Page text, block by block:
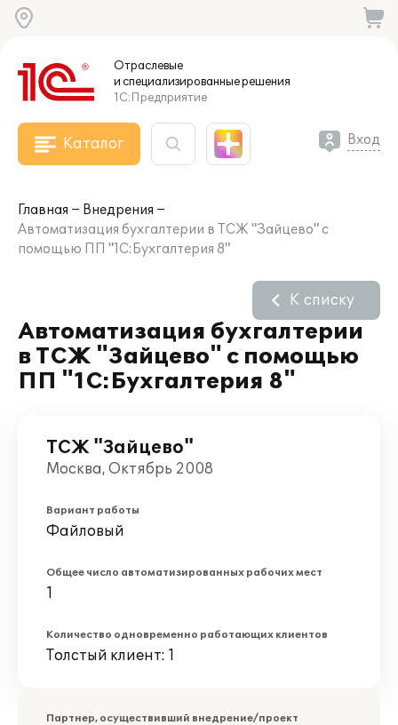
Отраслевые
и специализированныерешения
1С:Предприятие
Каталог Вход
Главная
Внедрения
Автоматизация бухгалтерии в ТСЖ "Зайцево" с
помощью ПП "1С:Бухгалтерия 8"
Автоматизация бухгалтерии
в ТСЖ "Зайцево" с помощью
ПП "1С:Бухгалтерия 8"
К списку
ТСЖ "Зайцево"
Москва, Октябрь 2008
Вариант работы
Файловый
Общее число автоматизированных рабочих мест
1
Количество одновременно работающих клиентов
Толстый клиент: 1
Партнер, осуществивший внедрение/проект